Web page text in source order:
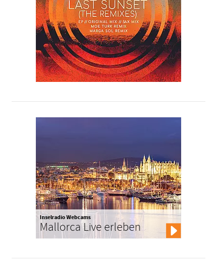
Inselradio Webcams
Mallorca Live erleben